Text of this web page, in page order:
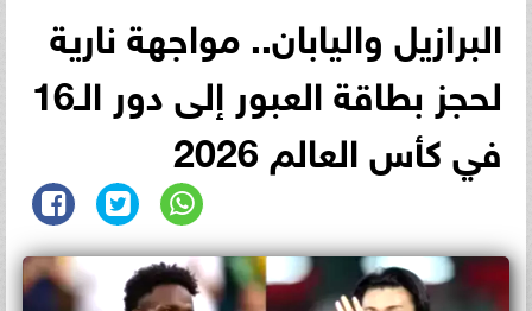
البرازيل واليابان.. مواجهة نارية
لحجز بطاقة العبور إلى دور الـ16
في كأس العالم 2026